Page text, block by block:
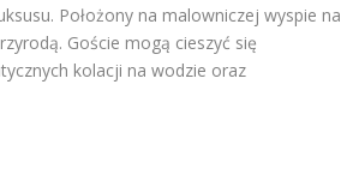
Położony na malowniczej wyspie na
Goście mogą cieszyć się
kolacji na wodzie oraz